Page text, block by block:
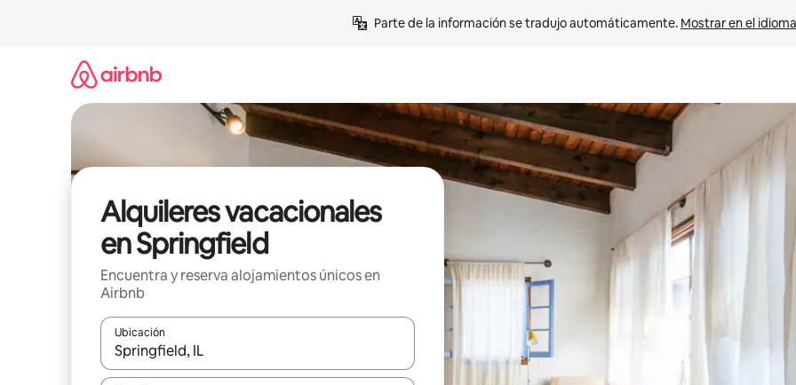
Parte de la información se tradujo automáticamente. Mostrar en el
Alquileres vacacionales
en Springfield
Encuentra y reserva alojamientos únicos en
Airbnb
Ubicación
Cuando los resultados estén disponibles, navega con las teclas de flecha hacia arriba y hacia abajo o explora con el